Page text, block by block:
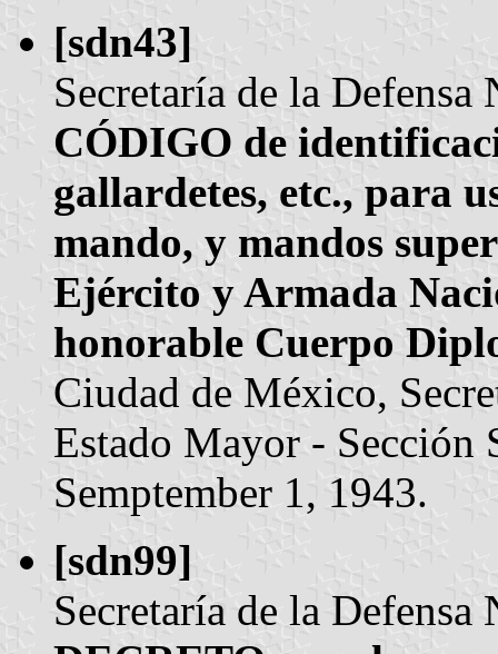
[sdn43]
Secretaría de la Defensa
CÓDIGO de
gallardetes, etc., para
mando, y mandos
Ejército y Armada
honorable Cuerpo
Ciudad de México,
Estado Mayor - Sección
Semptember 1, 1943.
[sdn99]
Secretaría de la Defensa